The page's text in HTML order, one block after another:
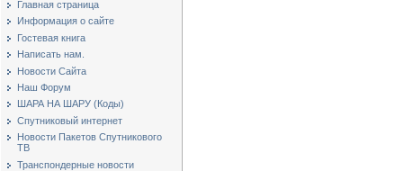
Главная страница
Информация о сайте
Гостевая книга
Написать нам.
Новости Сайта
Наш Форум
ШАРА НА ШАРУ (Коды)
Спутниковый интернет
Новости Пакетов Спутникового
ТВ
Транспондерные новости